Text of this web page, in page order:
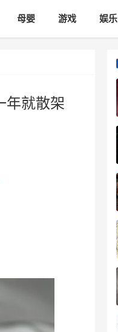
母婴 游戏 娱乐
年就散架